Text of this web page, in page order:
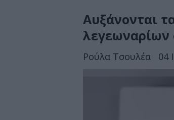
Αυξάνονται
λεγεωναρίων
Ρούλα Τσουλέα 04